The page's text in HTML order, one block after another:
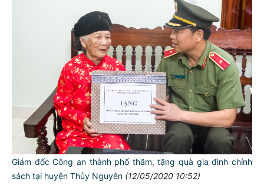
Giám đốc Công an thành phố thăm, tặng quà gia đình chính
sách tại huyện Thủy Nguyên (12/05/2020 10:52)